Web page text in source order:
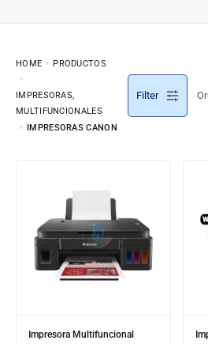
HOME PRODUCTOS
IMPRESORAS,
MULTIFUNCIONALES
IMPRESORAS CANON
Filter
Impresora Multifuncional